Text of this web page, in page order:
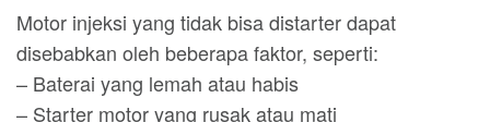
Motor injeksi yang tidak bisa distarter dapat
disebabkan oleh beberapa faktor, seperti:
– Baterai yang lemah atau habis
– Starter motor yang rusak atau mati